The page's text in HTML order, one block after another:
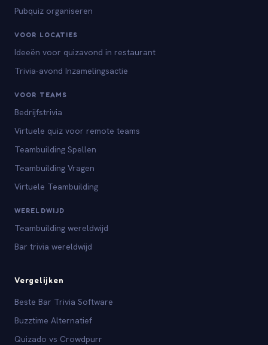
Pubquiz organiseren
VOOR LOCATIES
Ideeën voor quizavond in restaurant
Trivia-avond Inzamelingsactie
VOOR TEAMS
Bedrijfstrivia
Virtuele quiz voor remote teams
Teambuilding Spellen
Teambuilding Vragen
Virtuele Teambuilding
WERELDWIJD
Teambuilding wereldwijd
Bar trivia wereldwijd
Vergelijken
Beste Bar Trivia Software
Buzztime Alternatief
Quizado vs Crowdpurr